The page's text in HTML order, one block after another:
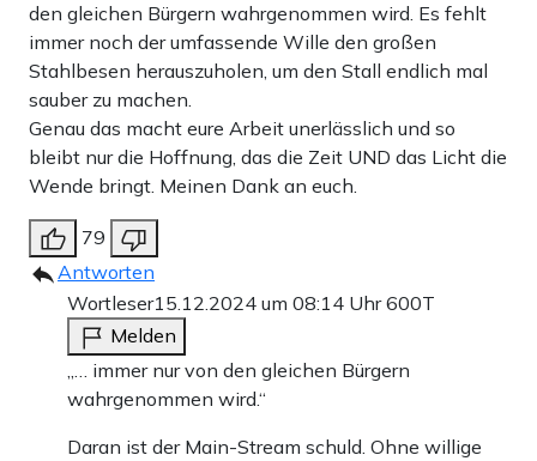
den gleichen Bürgern wahrgenommen wird. Es fehlt
immer noch der umfassende Wille den großen
Stahlbesen herauszuholen, um den Stall endlich mal
sauber zu machen.
Genau das macht eure Arbeit unerlässlich und so
bleibt nur die Hoffnung, das die Zeit UND das Licht die
Wende bringt. Meinen Dank an euch.
79
Antworten
Wortleser15.12.2024 um 08:14 Uhr600T
Melden
„… immer nur von den gleichen Bürgern
wahrgenommen wird.“
Daran ist der Main-Stream schuld. Ohne willige